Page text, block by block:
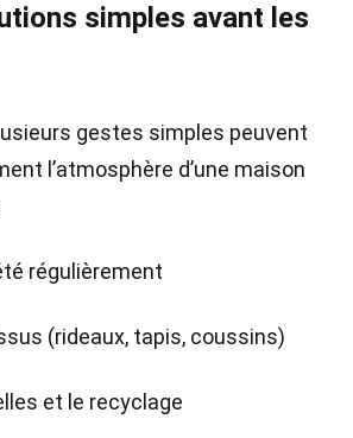
simples avant les
gestes simples peuvent
l’atmosphère d’une maison
régulièrement
(rideaux, tapis, coussins)
et le recyclage